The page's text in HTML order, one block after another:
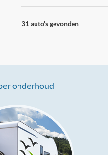
31 auto's gevonden
onderhoud